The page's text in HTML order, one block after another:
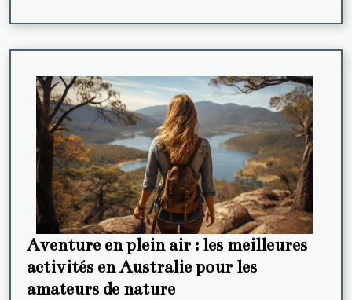
Aventure en plein air : les meilleures
activités en Australie pour les
amateurs de nature